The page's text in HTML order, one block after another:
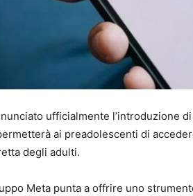
ufficialmente l’introduzione
ai preadolescenti di
degli adulti.
Meta punta a offrire uno